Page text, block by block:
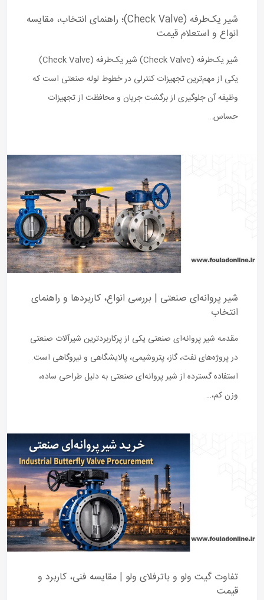
شیر یک‌طرفه (Check Valve)؛ راهنمای انتخاب، مقایسه
انواع و استعلام قیمت
شیر یک‌طرفه (Check Valve) شیر یک‌طرفه (Check Valve)
یکی از مهم‌ترین تجهیزات کنترلی در خطوط لوله صنعتی است که
وظیفه آن جلوگیری از برگشت جریان و محافظت از تجهیزات
حساس…
شیر پروانه‌ای صنعتی | بررسی انواع، کاربردها و راهنمای
انتخاب
مقدمه شیر پروانه‌ای صنعتی یکی از پرکاربردترین شیرآلات صنعتی
در پروژه‌های نفت، گاز، پتروشیمی، پالایشگاهی و نیروگاهی است.
استفاده گسترده از شیر پروانه‌ای صنعتی به دلیل طراحی ساده،
وزن کم،…
تفاوت گیت ولو و باترفلای ولو | مقایسه فنی، کاربرد و
قیمت